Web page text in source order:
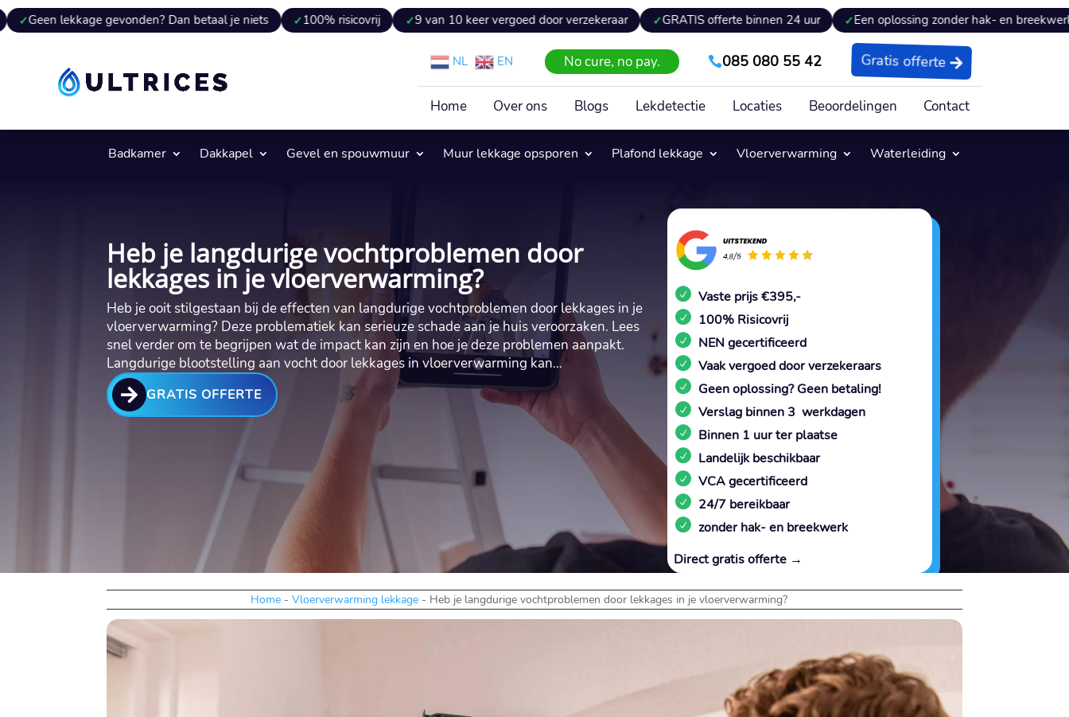
gevonden? Dan betaal je niets 100% risicovrij 9 van 10 keer vergoed door verzekeraar GRATIS offerte binnen 24 uur Een oplossing zonder hak- en breekwerk
NL EN No cure, no pay. 085 080 55 42 Gratis offerte
Home Over ons Blogs Lekdetectie Locaties Beoordelingen Contact
Badkamer Dakkapel Gevel en spouwmuur Muur lekkage opsporen Plafond lekkage Vloerverwarming Waterleiding
Heb je langdurige vochtproblemen door
lekkages in je vloerverwarming?
Heb je ooit stilgestaan bij de effecten van langdurige vochtproblemen door lekkages in je
vloerverwarming? Deze problematiek kan serieuze schade aan je huis veroorzaken.​ Lees
snel verder om te begrijpen wat de impact kan zijn en hoe je deze problemen aanpakt.​
Langdurige blootstelling aan vocht door lekkages in vloerverwarming kan…
 GRATIS OFFERTE
Vaste prijs €395,-
100% Risicovrij
NEN gecertificeerd
Vaak vergoed door verzekeraars
Geen oplossing? Geen betaling!
Verslag binnen 3 werkdagen
Binnen 1 uur ter plaatse
Landelijk beschikbaar
VCA gecertificeerd
24/7 bereikbaar
zonder hak- en breekwerk
Direct gratis offerte →
Home- Vloerverwarming lekkage- Heb je langdurige vochtproblemen door lekkages in je vloerverwarming?